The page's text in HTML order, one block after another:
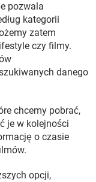
pozwala
kategorii
zatem
czy filmy.
danego
chcemy pobrać,
je w kolejności
o czasie
opcji,